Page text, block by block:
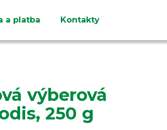
a platba Kontakty
výberová
250 g
nájsť?
HĽADAŤ